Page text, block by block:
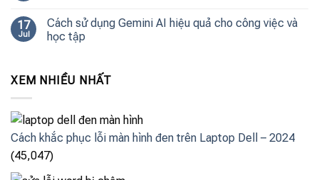
17
Jul
Cách sử dụng Gemini AI hiệu quả cho công việc và
học tập
XEM NHIỀU NHẤT
Cách khắc phục lỗi màn hình đen trên Laptop Dell – 2024
(45,047)